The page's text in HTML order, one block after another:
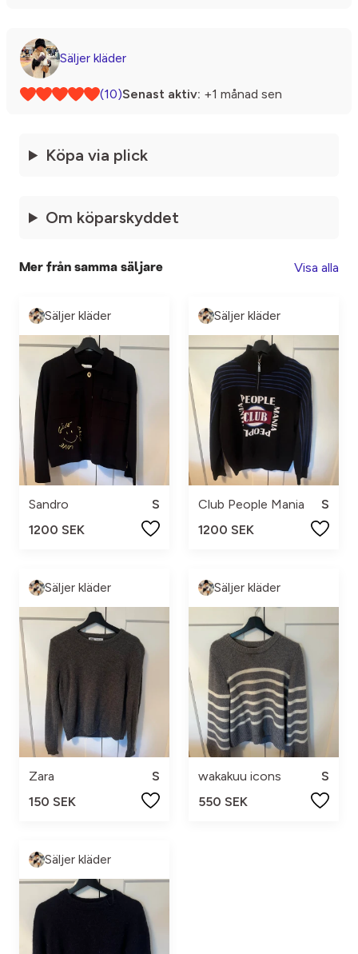
Säljer kläder
(10)Senast aktiv: +1 månad sen
Köpa via plick
Om köparskyddet
Mer från samma säljare Visa alla
Säljer kläder
Sandro
S
1200 SEK
Säljer kläder
Club People Mania
S
1200 SEK
Säljer kläder
Zara
S
150 SEK
Säljer kläder
wakakuu icons
S
550 SEK
Säljer kläder